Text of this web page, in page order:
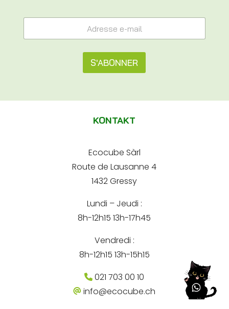
e
A
r
-
S'ABONNER
KONTAKT
Ecocube Sàrl
Route de Lausanne 4
1432 Gressy
Lundi – Jeudi :
8h-12h15 13h-17h45
Vendredi :
8h-12h15 13h-15h15
021 703 00 10
info@ecocube.ch